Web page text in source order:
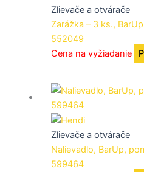
Zlievače a otvárače
Zarážka – 3 ks.,
552049
Cena na vyžiadanie
Zlievače a otvárače
Nalievadlo, BarUp,
599464